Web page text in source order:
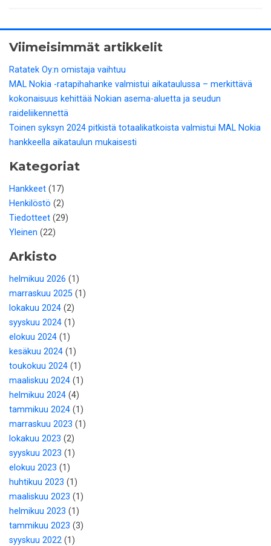
Viimeisimmät artikkelit
Ratatek Oy:n omistaja vaihtuu
MAL Nokia -ratapihahanke valmistui aikataulussa – merkittävä
kokonaisuus kehittää Nokian asema-aluetta ja seudun
raideliikennettä
Toinen syksyn 2024 pitkistä totaalikatkoista valmistui MAL Nokia
hankkeella aikataulun mukaisesti
Kategoriat
Hankkeet (17)
Henkilöstö (2)
Tiedotteet (29)
Yleinen (22)
Arkisto
helmikuu 2026 (1)
marraskuu 2025 (1)
lokakuu 2024 (2)
syyskuu 2024 (1)
elokuu 2024 (1)
kesäkuu 2024 (1)
toukokuu 2024 (1)
maaliskuu 2024 (1)
helmikuu 2024 (4)
tammikuu 2024 (1)
marraskuu 2023 (1)
lokakuu 2023 (2)
syyskuu 2023 (1)
elokuu 2023 (1)
huhtikuu 2023 (1)
maaliskuu 2023 (1)
helmikuu 2023 (1)
tammikuu 2023 (3)
syyskuu 2022 (1)